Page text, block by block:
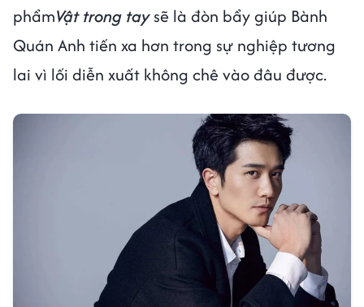
phẩmVật trong tay sẽ là đòn bẩy giúp Bành
Quán Anh tiến xa hơn trong sự nghiệp tương
lai vì lối diễn xuất không chê vào đâu được.